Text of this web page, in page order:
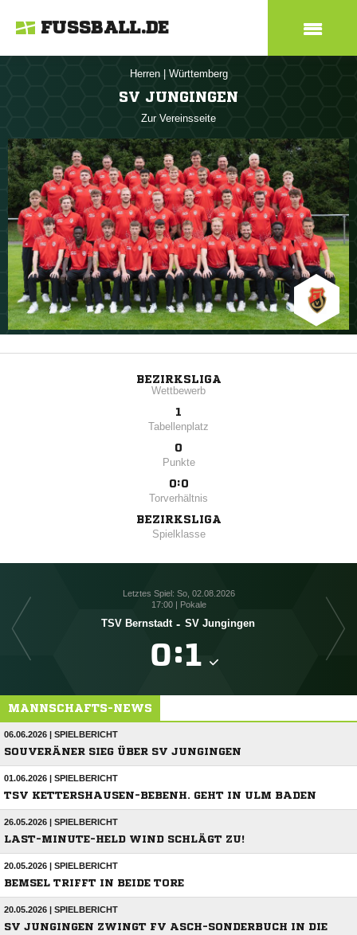
FUSSBALL.DE
Herren Württemberg
SV JUNGINGEN
Zur Vereinsseite
BEZIRKSLIGA
Wettbewerb
1
Tabellenplatz
0
Punkte
0:0
Torverhältnis
BEZIRKSLIGA
Spielklasse
Letztes Spiel: So, 02.08.2026
17:00 | Pokale
TSV Bernstadt - SV Jungingen
:
MANNSCHAFTS-NEWS
06.06.2026 | SPIELBERICHT
SOUVERÄNER SIEG ÜBER SV JUNGINGEN
01.06.2026 | SPIELBERICHT
TSV KETTERSHAUSEN-BEBENH. GEHT IN ULM BADEN
26.05.2026 | SPIELBERICHT
LAST-MINUTE-HELD WIND SCHLÄGT ZU!
20.05.2026 | SPIELBERICHT
BEMSEL TRIFFT IN BEIDE TORE
20.05.2026 | SPIELBERICHT
SV JUNGINGEN ZWINGT FV ASCH-SONDERBUCH IN DIE